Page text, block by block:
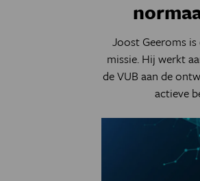
Joost Geeroms
missie. Hij werkt
de VUB aan de
actieve